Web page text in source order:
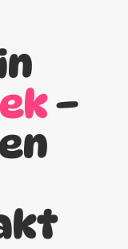
–